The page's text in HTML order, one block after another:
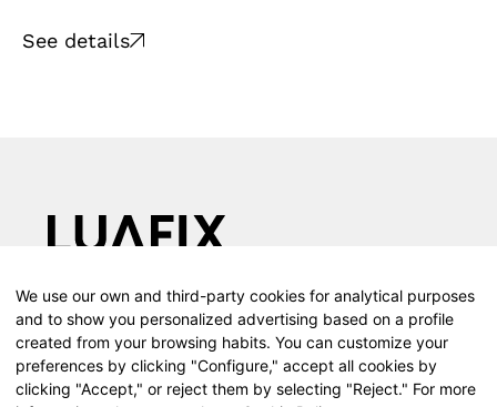
See details
Calle Teodosio, 66, 1d, 41002 (Sevilla)
T (+34) 610 055 416
Presence throughout Spain
Instagram
We use our own and third-party cookies for analytical purposes
and to show you personalized advertising based on a profile
created from your browsing habits. You can customize your
preferences by clicking "Configure," accept all cookies by
clicking "Accept," or reject them by selecting "Reject." For more